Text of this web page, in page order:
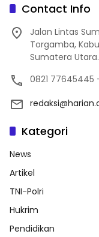
Contact Info
Jalan Lintas
Torgamba,
Sumatera Utara.
0821 77645445
Kategori
News
Artikel
TNI-Polri
Hukrim
Pendidikan